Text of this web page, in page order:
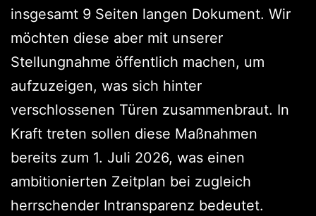
insgesamt 9 Seiten langen Dokument. Wir
möchten diese aber mit unserer
Stellungnahme öffentlich machen, um
aufzuzeigen, was sich hinter
verschlossenen Türen zusammenbraut. In
Kraft treten sollen diese Maßnahmen
bereits zum 1. Juli 2026, was einen
ambitionierten Zeitplan bei zugleich
herrschender Intransparenz bedeutet.